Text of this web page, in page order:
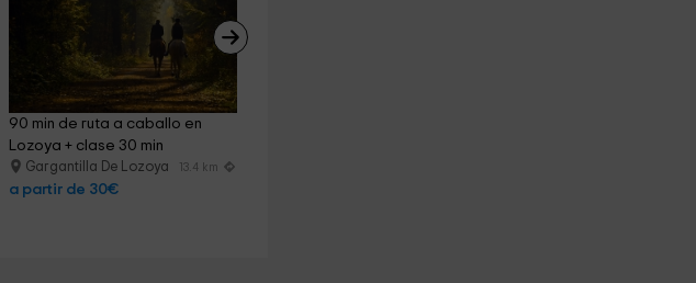
90 min de ruta a caballo en
Lozoya + clase 30 min
Gargantilla De Lozoya 13.4 km
a partir de 30€